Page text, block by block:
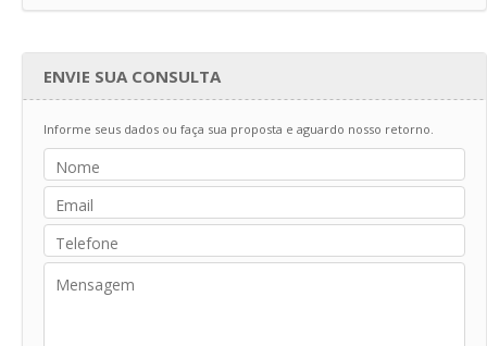
ENVIE SUA CONSULTA
Informe seus dados ou faça sua proposta e aguardo nosso retorno.